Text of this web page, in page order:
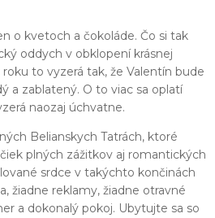
o kvetoch a čokoláde. Čo si tak
oddych v obklopení krásnej
to vyzerá tak, že Valentín bude
a zablatený. O to viac sa oplatí
naozaj úchvatne.
Belianskych Tatrách, ktoré
plných zážitkov aj romantických
srdce v takýchto končinách
žiadne reklamy, žiadne otravné
a dokonalý pokoj. Ubytujte sa so